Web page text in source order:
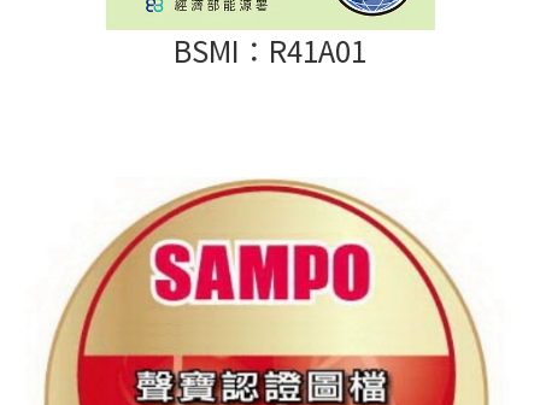
BSMI：R41A01